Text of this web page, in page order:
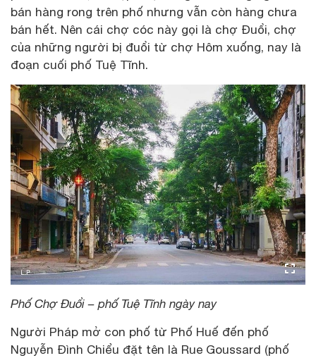
bán hàng rong trên phố nhưng vẫn còn hàng chưa
bán hết. Nên cái chợ cóc này gọi là chợ Đuổi, chợ
của những người bị đuổi từ chợ Hôm xuống, nay là
đoạn cuối phố Tuệ Tĩnh.
Phố Chợ Đuổi – phố Tuệ Tĩnh ngày nay
Người Pháp mở con phố từ Phố Huế đến phố
Nguyễn Đình Chiểu đặt tên là Rue Goussard (phố